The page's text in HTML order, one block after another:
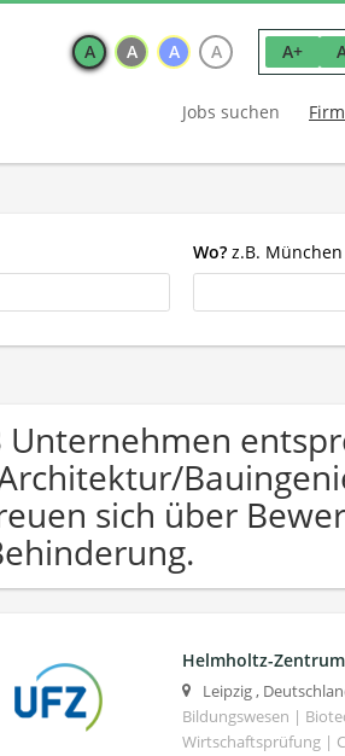
A A A A A+
Jobs suchen
Wo? z.B. München
Unternehmen
sich über
Helmholtz-
Leipzig,
Bildungswesen |
Wirtschaftsprüfung |